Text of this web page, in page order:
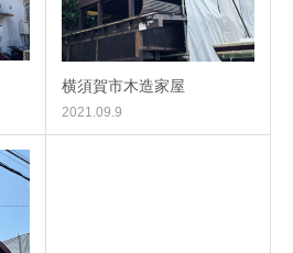
横須賀市木造家屋
2021.09.9